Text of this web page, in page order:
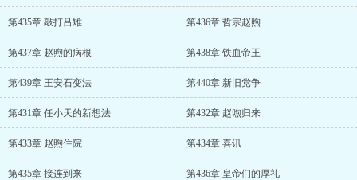
第435章 敲打吕雉 第436章 哲宗赵煦
第437章 赵煦的病根 第438章 铁血帝王
第439章 王安石变法 第440章 新旧党争
第431章 任小天的新想法 第432章 赵煦归来
第433章 赵煦住院 第434章 喜讯
第435章 接连到来 第436章 皇帝们的厚礼